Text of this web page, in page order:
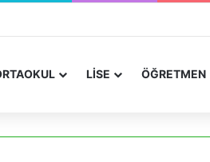
LİSE ÖĞRETMEN